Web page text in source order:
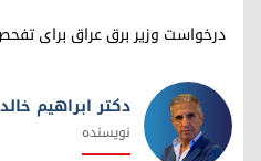
درخواست وزیر برق عراق برای
دکتر ابراهیم خالد
نویسنده